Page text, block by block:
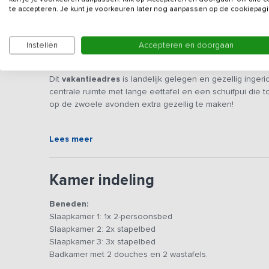
Beschrijving
Dit vakantieadres is landelijk gelegen en gezellig
centrale ruimte met lange eettafel en een schuifpui die
op de zwoele avonden extra gezellig te maken!
over een gezellige zithoek met twee comfortabele
beschikt over 2 douches en 2 wastafels.
De schuifpui in de woonkamer geeft toegang tot het
parasol en wat extra (tuin)stoelen en tafels te vinden.
een stookton en hout beschikbaar zijn. Er is tevens een
Lees meer
Kamer indeling
Beneden:
Slaapkamer 1: 1x 2-persoonsbed
Slaapkamer 2: 2x stapelbed
Slaapkamer 3: 3x stapelbed
Badkamer met 2 douches en 2 wastafels.
te accepteren. Je kunt je voorkeuren later nog aanpassen op de
Instellen Accepteren en doorgaan